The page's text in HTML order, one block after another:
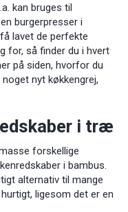
kan bruges til
burgerpresser i
lavet de perfekte
for, så finder du i hvert
på siden, hvorfor du
nyt køkkengrej,
i træ
forskellige
i bambus.
alternativ til mange
ligesom det er en